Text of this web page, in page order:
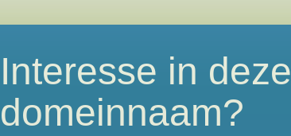
Interesse in deze
domeinnaam?